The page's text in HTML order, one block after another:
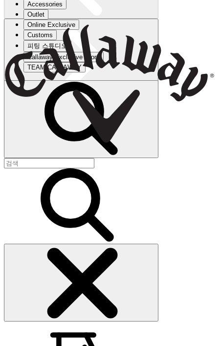
Accessories
Outlet
Online Exclusive
Customs
피팅 스튜디오
Callaway Exclusive Store
TEAM CALLAWAY